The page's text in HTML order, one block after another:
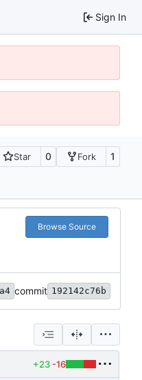
Sign In
Star 0 Fork 1
Browse Source
commit 192142c76b
+23 -16